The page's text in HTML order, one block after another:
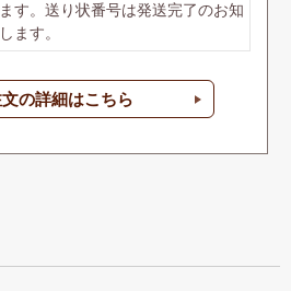
す。送り状番号は発送完了のお知
ます。
の詳細はこちら